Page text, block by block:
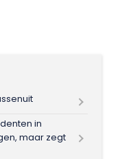
in
maar zegt